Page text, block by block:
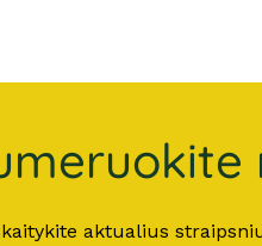
aktualius